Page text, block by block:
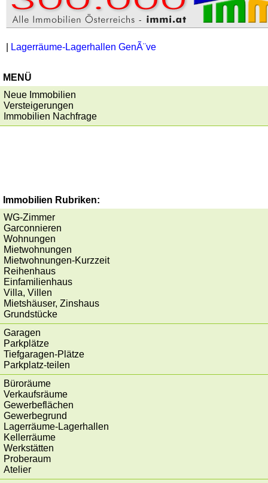
Lagerräume-Lagerhallen GenÃ¨ve
MENÜ
Neue Immobilien
Versteigerungen
Immobilien Nachfrage
Immobilien Rubriken:
WG-Zimmer
Garconnieren
Wohnungen
Mietwohnungen
Mietwohnungen-Kurzzeit
Reihenhaus
Einfamilienhaus
Villa, Villen
Mietshäuser, Zinshaus
Grundstücke
Garagen
Parkplätze
Tiefgaragen-Plätze
Parkplatz-teilen
Büroräume
Verkaufsräume
Gewerbeflächen
Gewerbegrund
Lagerräume-Lagerhallen
Kellerräume
Werkstätten
Proberaum
Atelier